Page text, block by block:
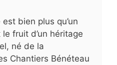
bien plus qu’un
fruit d’un héritage
né de la
Chantiers Bénéteau